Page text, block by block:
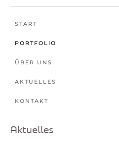
START
PORTFOLIO
ÜBER UNS
AKTUELLES
KONTAKT
Aktuelles